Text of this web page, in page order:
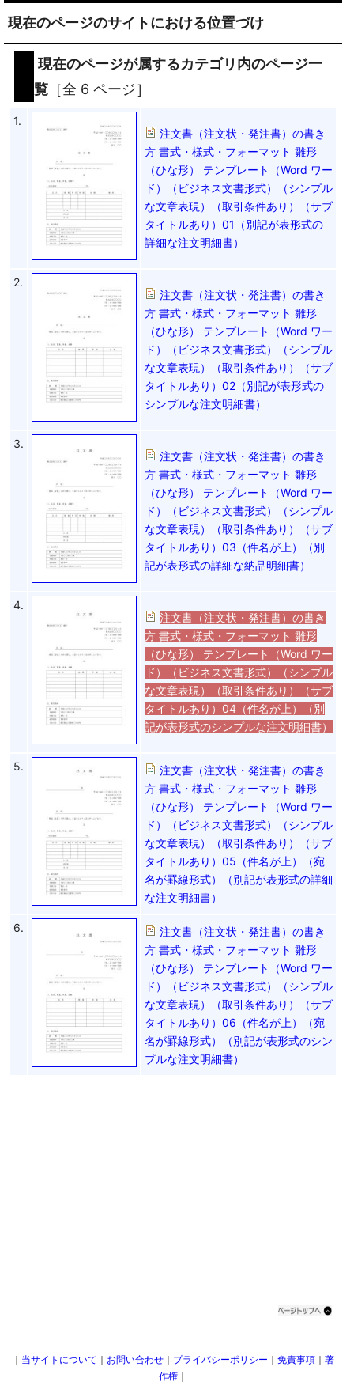
現在のページのサイトにおける位置づけ
現在のページが属するカテゴリ内のページ一
覧 ［全 6 ページ］
1.
注文書（注文状・発注書）の書き
方 書式・様式・フォーマット 雛形
（ひな形） テンプレート（Word ワー
ド）（ビジネス文書形式）（シンプル
な文章表現）（取引条件あり）（サブ
タイトルあり）01（別記が表形式の
詳細な注文明細書）
2.
注文書（注文状・発注書）の書き
方 書式・様式・フォーマット 雛形
（ひな形） テンプレート（Word ワー
ド）（ビジネス文書形式）（シンプル
な文章表現）（取引条件あり）（サブ
タイトルあり）02（別記が表形式の
シンプルな注文明細書）
3.
注文書（注文状・発注書）の書き
方 書式・様式・フォーマット 雛形
（ひな形） テンプレート（Word ワー
ド）（ビジネス文書形式）（シンプル
な文章表現）（取引条件あり）（サブ
タイトルあり）03（件名が上）（別
記が表形式の詳細な納品明細書）
4.
注文書（注文状・発注書）の書き
方 書式・様式・フォーマット 雛形
（ひな形） テンプレート（Word ワー
ド）（ビジネス文書形式）（シンプル
な文章表現）（取引条件あり）（サブ
タイトルあり）04（件名が上）（別
記が表形式のシンプルな注文明細書）
5.
注文書（注文状・発注書）の書き
方 書式・様式・フォーマット 雛形
（ひな形） テンプレート（Word ワー
ド）（ビジネス文書形式）（シンプル
な文章表現）（取引条件あり）（サブ
タイトルあり）05（件名が上）（宛
名が罫線形式）（別記が表形式の詳細
な注文明細書）
6.
注文書（注文状・発注書）の書き
方 書式・様式・フォーマット 雛形
（ひな形） テンプレート（Word ワー
ド）（ビジネス文書形式）（シンプル
な文章表現）（取引条件あり）（サブ
タイトルあり）06（件名が上）（宛
名が罫線形式）（別記が表形式のシン
プルな注文明細書）
｜ 当サイトについて ｜ お問い合わせ ｜ プライバシーポリシー ｜ 免責事項 ｜ 著
作権 ｜